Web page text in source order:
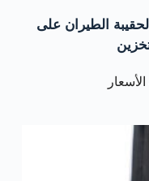
الطيران على